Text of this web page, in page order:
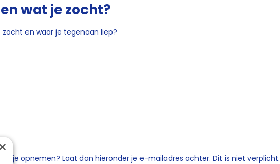
wat je zocht?
en waar je tegenaan liep?
je opnemen? Laat dan hieronder je e-mailadres achter. Dit is niet verplicht.